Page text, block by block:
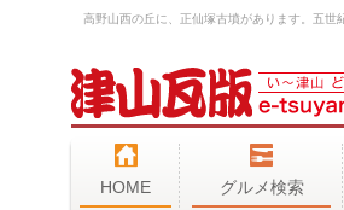
HOME グルメ検索